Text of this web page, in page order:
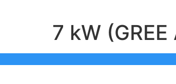
7 kW (GREE